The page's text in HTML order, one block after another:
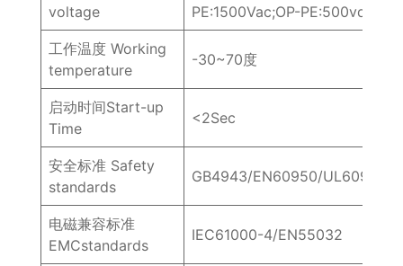
voltage
PE:1500Vac;OP-PE:500vdc
工作温度 Working
temperature
-30~70度
启动时间Start-up
Time
<2Sec
安全标准 Safety
standards
GB4943/EN60950/UL60950
电磁兼容标准
EMCstandards
IEC61000-4/EN55032